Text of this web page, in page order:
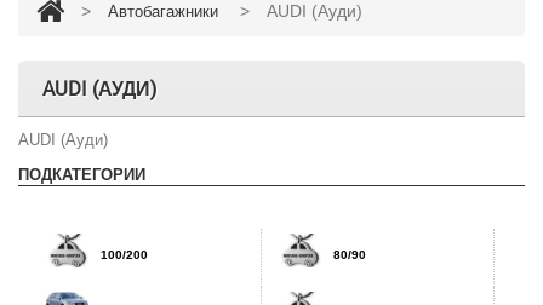
> Автобагажники > AUDI (Ауди)
AUDI (АУДИ)
AUDI (Ауди)
ПОДКАТЕГОРИИ
100/200 80/90